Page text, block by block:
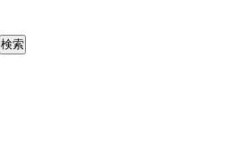
検索